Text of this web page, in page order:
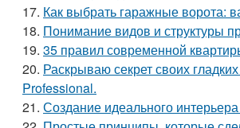
17. Как выбрать гаражные ворота:
18. Понимание видов и структуры
19. 35 правил современной
20. Раскрываю секрет своих
Professional.
21. Создание идеального